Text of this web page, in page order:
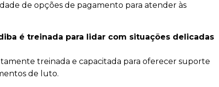
de opções de pagamento para atender às
é treinada para lidar com situações delicadas
treinada e capacitada para oferecer suporte
de luto.